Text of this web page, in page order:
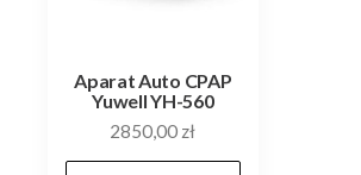
Aparat Auto CPAP
Yuwell YH-560
2850,00 zł